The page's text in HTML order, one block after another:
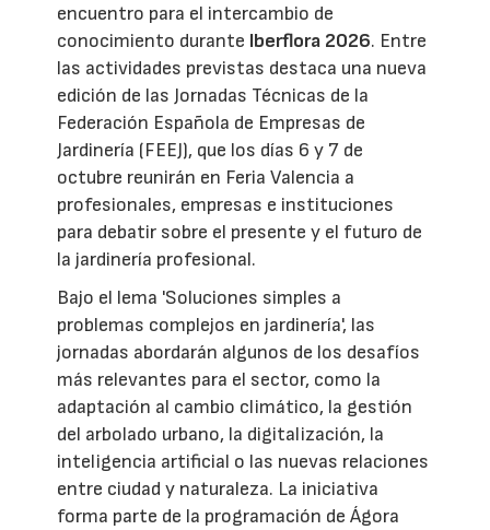
encuentro para el intercambio de
conocimiento durante Iberflora 2026. Entre
las actividades previstas destaca una nueva
edición de las Jornadas Técnicas de la
Federación Española de Empresas de
Jardinería (FEEJ), que los días 6 y 7 de
octubre reunirán en Feria Valencia a
profesionales, empresas e instituciones
para debatir sobre el presente y el futuro de
la jardinería profesional.
Bajo el lema 'Soluciones simples a
problemas complejos en jardinería', las
jornadas abordarán algunos de los desafíos
más relevantes para el sector, como la
adaptación al cambio climático, la gestión
del arbolado urbano, la digitalización, la
inteligencia artificial o las nuevas relaciones
entre ciudad y naturaleza. La iniciativa
forma parte de la programación de Ágora